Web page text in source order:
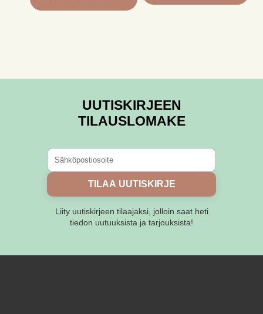
UUTISKIRJEEN
TILAUSLOMAKE
TILAA UUTISKIRJE
Liity uutiskirjeen tilaajaksi, jolloin saat heti
tiedon uutuuksista ja tarjouksista!